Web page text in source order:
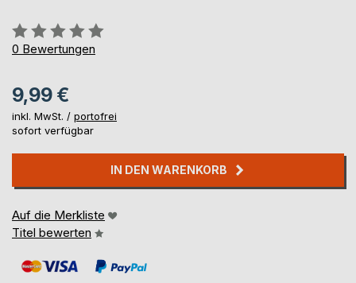
Bewertung::
0%
0 Bewertungen
9,99 €
inkl. MwSt. / portofrei
sofort verfügbar
IN DEN WARENKORB
Auf die Merkliste
Titel bewerten